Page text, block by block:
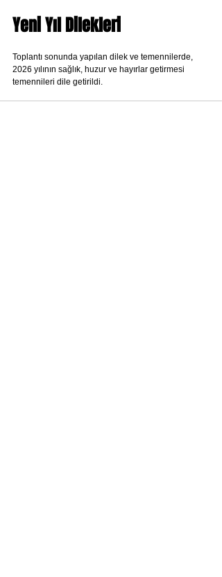
Yeni Yıl Dilekleri
Toplantı sonunda yapılan dilek ve temennilerde,
2026 yılının sağlık, huzur ve hayırlar getirmesi
temennileri dile getirildi.